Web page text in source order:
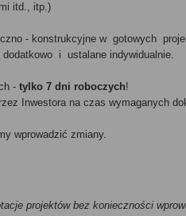
itd., itp.)
- konstrukcyjne w gotowych
i ustalane indywidualnie.
-tylko 7 dni roboczych!
Inwestora na czas wymaganych
wprowadzić zmiany.
projektów bez konieczności